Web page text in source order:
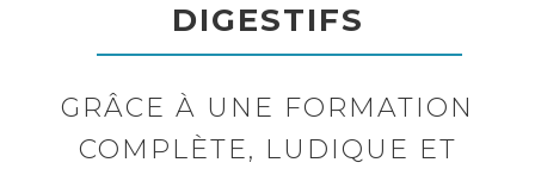
DIGESTIFS
GRÂCE À UNE FORMATION
COMPLÈTE, LUDIQUE ET